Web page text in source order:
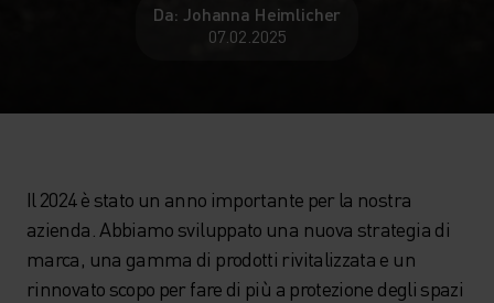
Da: Johanna Heimlicher
07.02.2025
Il 2024 è stato un anno importante per la nostra
azienda. Abbiamo sviluppato una nuova strategia di
marca, una gamma di prodotti rivitalizzata e un
rinnovato scopo per fare di più a protezione degli spazi